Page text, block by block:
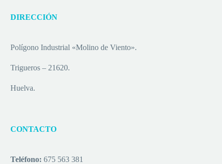
DIRECCIÓN
Polígono Industrial «Molino de Viento».
Trigueros – 21620.
Huelva.
CONTACTO
Teléfono: 675 563 381